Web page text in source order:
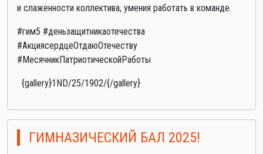
и слаженности коллектива, умения работать в команде.
#гим5 #деньзащитникаотечества
#АкциясердцеОтдаюОтечеству
#МесячникПатриотическойРаботы
{gallery}1ND/25/1902/{/gallery}
ГИМНАЗИЧЕСКИЙ БАЛ 2025!